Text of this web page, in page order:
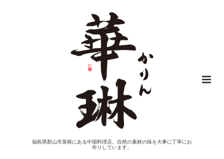
福島県郡山市菜根にある中国料理店。自然の素材の味を大事に丁寧にお
作りしています。